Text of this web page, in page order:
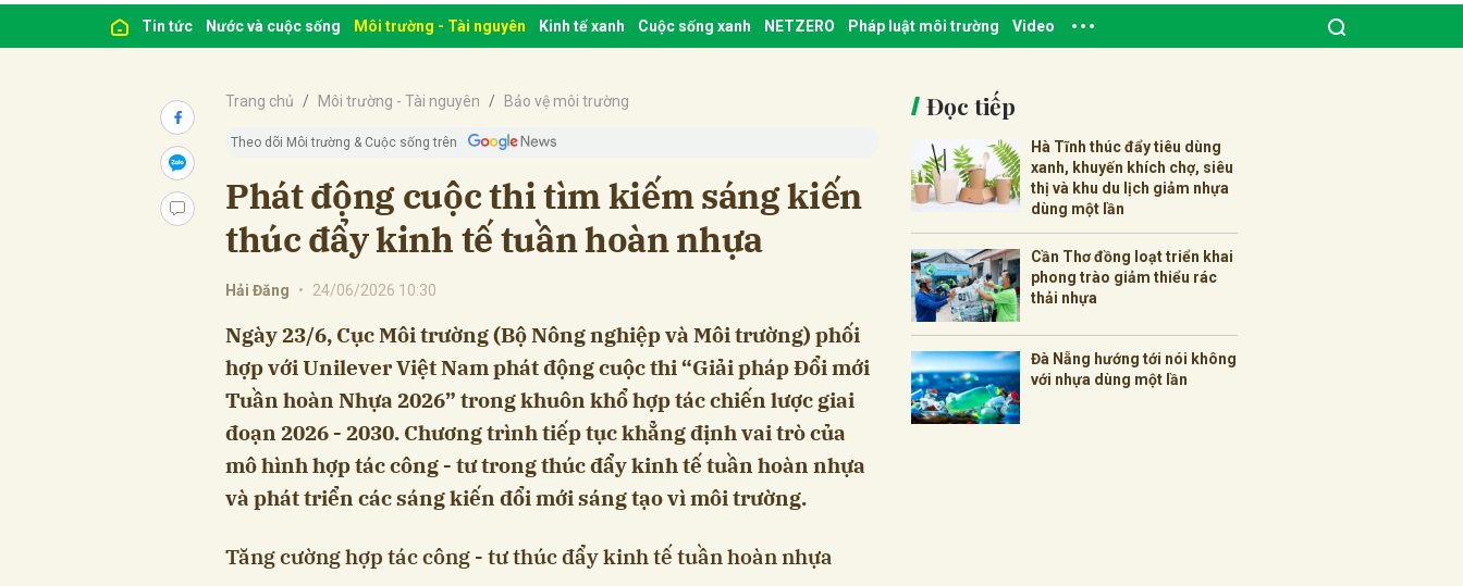
Tin tức Nước và cuộc sống Môi trường - Tài nguyên Kinh tế xanh Cuộc sống xanh NETZERO Pháp luật môi trường Video
Trang chủ Môi trường - Tài nguyên Bảo vệ môi trường
Theo dõi Môi trường & Cuộc sống trên
Phát động cuộc thi tìm kiếm sáng kiến
thúc đẩy kinh tế tuần hoàn nhựa
Hải Đăng • 24/06/2026 10:30
Ngày 23/6, Cục Môi trường (Bộ Nông nghiệp và Môi trường) phối
hợp với Unilever Việt Nam phát động cuộc thi “Giải pháp Đổi mới
Tuần hoàn Nhựa 2026” trong khuôn khổ hợp tác chiến lược giai
đoạn 2026 - 2030. Chương trình tiếp tục khẳng định vai trò của
mô hình hợp tác công - tư trong thúc đẩy kinh tế tuần hoàn nhựa
và phát triển các sáng kiến đổi mới sáng tạo vì môi trường.
Tăng cường hợp tác công - tư thúc đẩy kinh tế tuần hoàn nhựa
Đọc tiếp
Hà Tĩnh thúc đẩy tiêu dùng
xanh, khuyến khích chợ, siêu
thị và khu du lịch giảm nhựa
dùng một lần
Cần Thơ đồng loạt triển khai
phong trào giảm thiểu rác
thải nhựa
Đà Nẵng hướng tới nói không
với nhựa dùng một lần